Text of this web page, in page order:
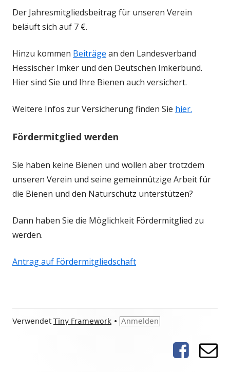
Der Jahresmitgliedsbeitrag für unseren Verein
beläuft sich auf 7 €.
Hinzu kommen Beiträge an den Landesverband
Hessischer Imker und den Deutschen Imkerbund.
Hier sind Sie und Ihre Bienen auch versichert.
Weitere Infos zur Versicherung finden Sie hier.
Fördermitglied werden
Sie haben keine Bienen und wollen aber trotzdem
unseren Verein und seine gemeinnützige Arbeit für
die Bienen und den Naturschutz unterstützen?
Dann haben Sie die Möglichkeit Fördermitglied zu
werden.
Antrag auf Fördermitgliedschaft
Footer
VerwendetTiny Framework • Anmelden
FacebookE-